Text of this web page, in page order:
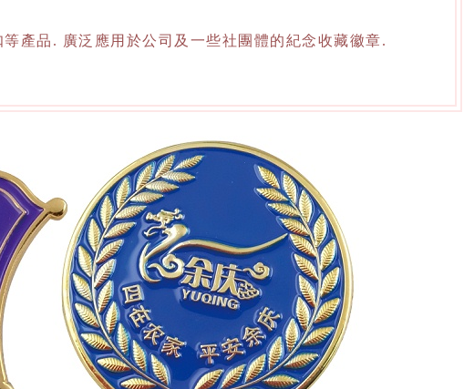
產品. 廣泛應用於公司及一些社團體的紀念收藏徽章.